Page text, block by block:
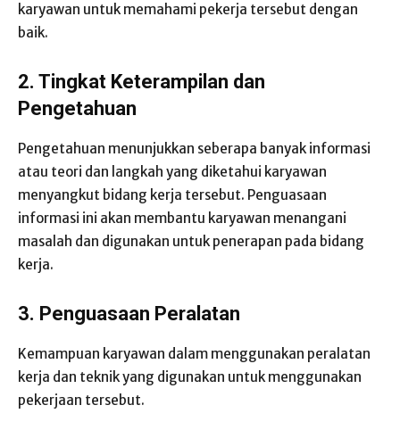
karyawan untuk memahami pekerja tersebut dengan
baik.
2. Tingkat Keterampilan dan
Pengetahuan
Pengetahuan menunjukkan seberapa banyak informasi
atau teori dan langkah yang diketahui karyawan
menyangkut bidang kerja tersebut. Penguasaan
informasi ini akan membantu karyawan menangani
masalah dan digunakan untuk penerapan pada bidang
kerja.
3. Penguasaan Peralatan
Kemampuan karyawan dalam menggunakan peralatan
kerja dan teknik yang digunakan untuk menggunakan
pekerjaan tersebut.